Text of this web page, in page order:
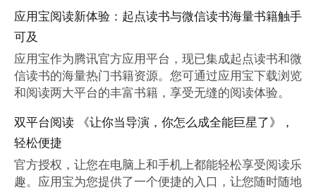
应用宝阅读新体验：起点读书与微信读书海量书籍触手
可及
应用宝作为腾讯官方应用平台，现已集成起点读书和微
信读书的海量热门书籍资源。您可通过应用宝下载浏览
和阅读两大平台的丰富书籍，享受无缝的阅读体验。
双平台阅读 《让你当导演，你怎么成全能巨星了》，
轻松便捷
官方授权，让您在电脑上和手机上都能轻松享受阅读乐
趣。应用宝为您提供了一个便捷的入口，让您随时随地